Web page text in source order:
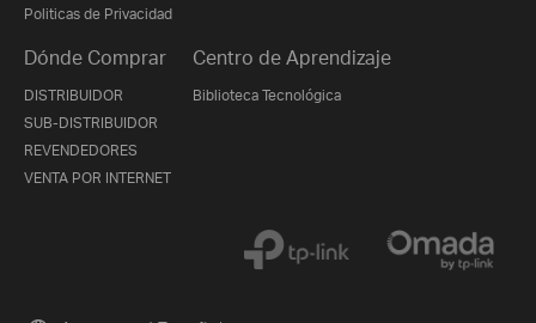
Politicas de Privacidad
Dónde Comprar
DISTRIBUIDOR
SUB-DISTRIBUIDOR
REVENDEDORES
VENTA POR INTERNET
Centro de Aprendizaje
Biblioteca Tecnológica